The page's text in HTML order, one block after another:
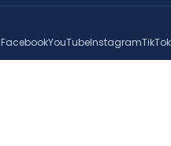
FacebookYouTubeInstagramTikTok